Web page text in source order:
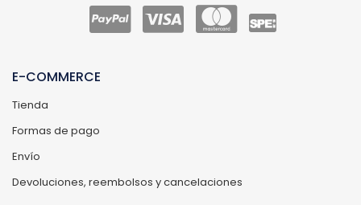
E-COMMERCE
Tienda
Formas de pago
Envío
Devoluciones, reembolsos y cancelaciones